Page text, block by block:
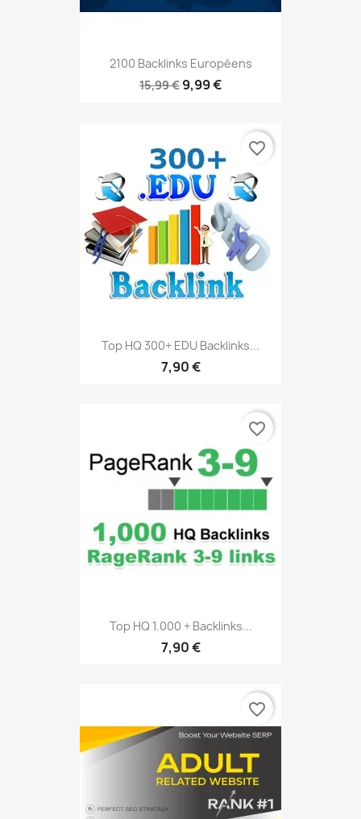
2100 Backlinks Européens
15,99 € 9,99 €
Top HQ 300+ EDU Backlinks...
7,90 €
favorite_border
Top HQ 1.000 + Backlinks...
7,90 €
favorite_border
favorite_border